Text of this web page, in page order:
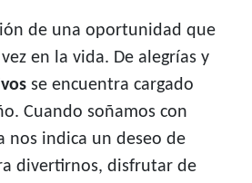
de una oportunidad que
en la vida. De alegrías y
se encuentra cargado
Cuando soñamos con
nos indica un deseo de
divertirnos, disfrutar de